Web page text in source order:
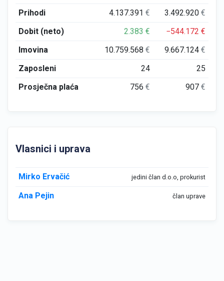
Prihodi
4.137.391€ 3.492.920€
Dobit (neto)
2.383€ −544.172€
Imovina
10.759.568€ 9.667.124€
Zaposleni
24
25
Prosječna plaća
756€ 907€
Vlasnici i uprava
Mirko Ervačić jedini član d.o.o, prokurist
Ana Pejin član uprave